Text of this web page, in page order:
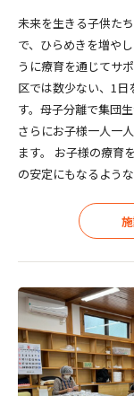
未来を生きる子供た
で、ひらめきを増や
うに療育を通じてサ
区では数少ない、1日
す。母子分離で集団
さらにお子様一人一
ます。 お子様の療育
の安定にもなるよう